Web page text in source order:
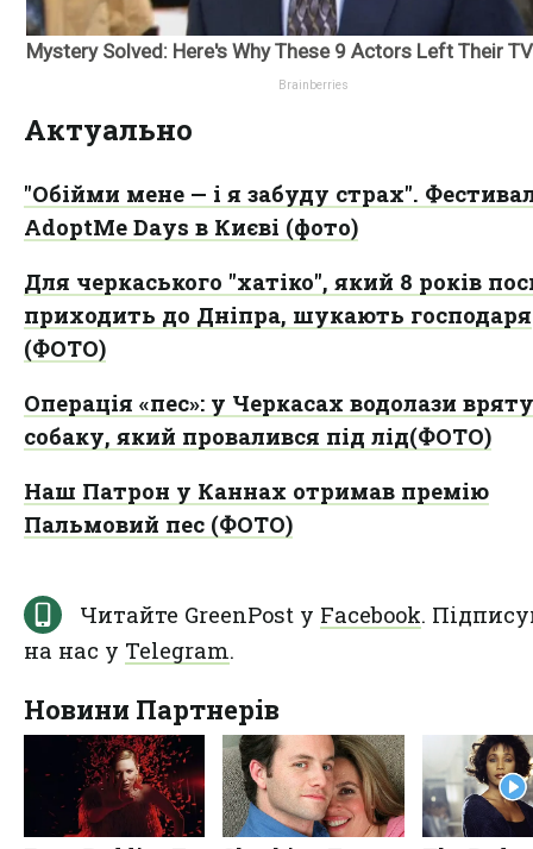
Актуально
"Обійми мене — і я забуду страх".
AdoptMe Days в Києві (фото)
Для черкаського "хатіко", який 8 років
приходить до Дніпра, шукають господаря
(ФОТО)
Операція «пес»: у Черкасах водолази
собаку, який провалився під лід(ФОТО)
Наш Патрон у Каннах отримав премію
Пальмовий пес (ФОТО)
Читайте GreenPost у Facebook.
на нас у Telegram.